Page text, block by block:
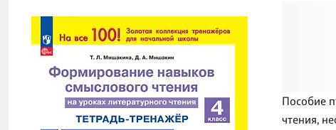
Пособие
чтения,